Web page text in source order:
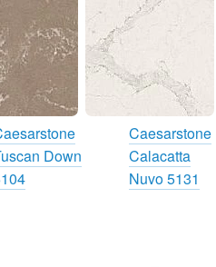
Down
Caesarstone
Calacatta
Nuvo 5131